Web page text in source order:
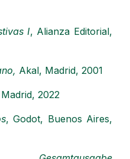
I, Alianza Editorial,
Akal, Madrid, 2001
2022
, Godot, Buenos Aires,